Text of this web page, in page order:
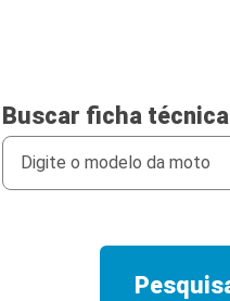
Buscar ficha técnica